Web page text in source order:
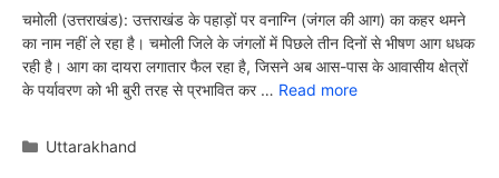
चमोली (उत्तराखंड): उत्तराखंड के पहाड़ों पर वनाग्नि (जंगल की आग) का कहर थमने
का नाम नहीं ले रहा है। चमोली जिले के जंगलों में पिछले तीन दिनों से भीषण आग धधक
रही है। आग का दायरा लगातार फैल रहा है, जिसने अब आस-पास के आवासीय क्षेत्रों
के पर्यावरण को भी बुरी तरह से प्रभावित कर … Read more
Categories
Uttarakhand